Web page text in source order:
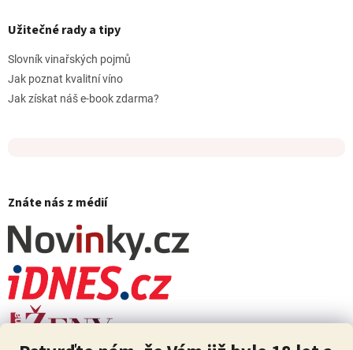
Užitečné rady a tipy
Slovník vinařských pojmů
Jak poznat kvalitní víno
Jak získat náš e-book zdarma?
Znáte nás z médií